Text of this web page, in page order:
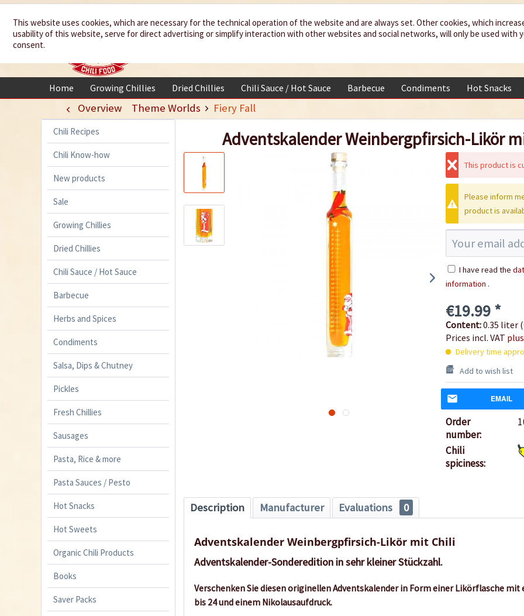
We spice up
your life
Home Growing Chillies Dried Chillies Chili Sauce / Hot Sauce Barbecue Condiments Hot Snacks
Overview Theme Worlds Fiery Fall
Chili Recipes
Chili Know-how
New products
Sale
Growing Chillies
Dried Chillies
Chili Sauce / Hot Sauce
Barbecue
Herbs and Spices
Condiments
Salsa, Dips & Chutney
Pickles
Fresh Chillies
Sausages
Pasta, Rice & more
Pasta Sauces / Pesto
Hot Snacks
Hot Sweets
Organic Chili Products
Books
Saver Packs
Adventskalender Weinbergpfirsich-Likör
This product is
Please inform
product is
I have read the
information .
€19.99 *
Content:0.35 liter
Prices incl. VAT
Delivery time
Add to wish list
EMAIL
Order
number:
Chili
spiciness:
Description Manufacturer Evaluations 0
Adventskalender Weinbergpfirsich-Likör mit Chili
Adventskalender-Sonderedition in sehr kleiner Stückzahl.
Verschenken Sie diesen originellen Adventskalender in Form einer Likörflasche mit
bis 24 und einem Nikolausaufdruck.
This website uses cookies, which are necessary for the technical operation of the website and are always set. Other cookies, which
usability of this website, serve for direct advertising or simplify interaction with other websites and social networks, will only be used with
consent.